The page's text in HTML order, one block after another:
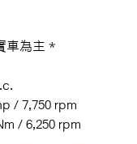
車為主 *
/ 7,750 rpm
/ 6,250 rpm